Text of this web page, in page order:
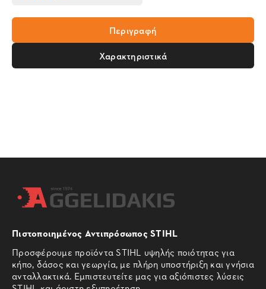
Περιγραφή
Χαρακτηριστικά
Πιστοποιημένος Αντιπρόσωπος STIHL
Προσφέρουμε προϊόντα STIHL υψηλής ποιότητας για
κήπο, δάσος και γεωργία, με πλήρη υποστήριξη και γνήσια
ανταλλακτικά. Εμπιστευτείτε μας για αξιόπιστες λύσεις